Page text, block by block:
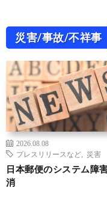
災害/事故/不祥事
2026.08.08
プレスリリースなど
災害
日本郵便のシステム障
消